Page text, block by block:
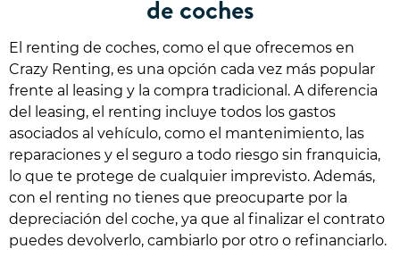
de coches
El renting de coches, como el que ofrecemos en
Crazy Renting, es una opción cada vez más popular
frente al leasing y la compra tradicional. A diferencia
del leasing, el renting incluye todos los gastos
asociados al vehículo, como el mantenimiento, las
reparaciones y el seguro a todo riesgo sin franquicia,
lo que te protege de cualquier imprevisto. Además,
con el renting no tienes que preocuparte por la
depreciación del coche, ya que al finalizar el contrato
puedes devolverlo, cambiarlo por otro o refinanciarlo.